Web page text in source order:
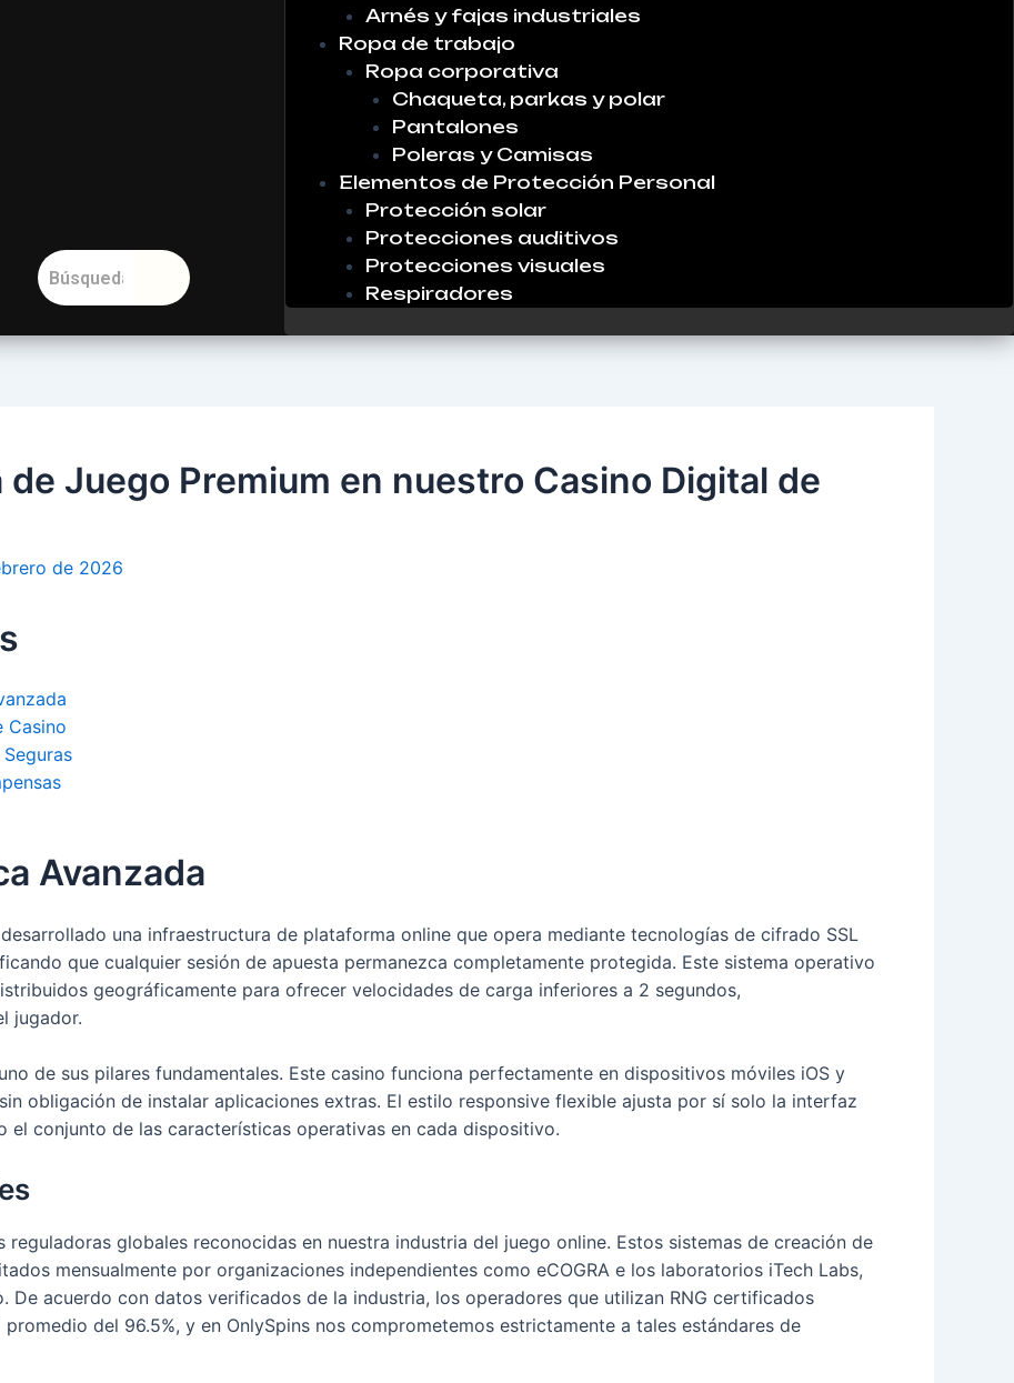
Arnés y fajas industriales
Ropa de trabajo
Ropa corporativa
Chaqueta, parkas y polar
Pantalones
Poleras y Camisas
Elementos de Protección Personal
Protección solar
Protecciones auditivos
Protecciones visuales
Respiradores
Juego Premium en nuestro Casino Digital de
de 2026
Casino
Avanzada
una infraestructura de plataforma online que opera mediante tecnologías de cifrado SSL
que cualquier sesión de apuesta permanezca completamente protegida. Este sistema operativo
geográficamente para ofrecer velocidades de carga inferiores a 2 segundos,
jugador.
de sus pilares fundamentales. Este casino funciona perfectamente en dispositivos móviles iOS y
obligación de instalar aplicaciones extras. El estilo responsive flexible ajusta por sí solo la interfaz
el conjunto de las características operativas en cada dispositivo.
reguladoras globales reconocidas en nuestra industria del juego online. Estos sistemas de creación de
mensualmente por organizaciones independientes como eCOGRA e los laboratorios iTech Labs,
De acuerdo con datos verificados de la industria, los operadores que utilizan RNG certificados
del 96.5%, y en OnlySpins nos comprometemos estrictamente a tales estándares de